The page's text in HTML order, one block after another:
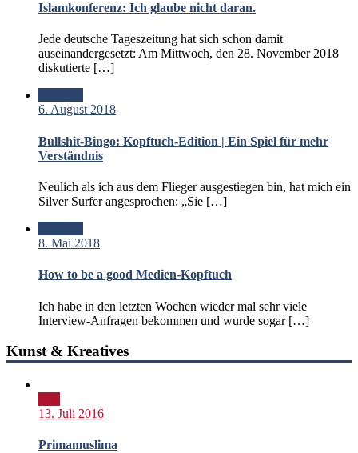
Islamkonferenz: Ich glaube nicht daran.
Jede deutsche Tageszeitung hat sich schon damit
auseinandergesetzt: Am Mittwoch, den 28. November 2018
diskutierte […]
6. August 2018
Bullshit-Bingo: Kopftuch-Edition | Ein Spiel für mehr
Verständnis
Neulich als ich aus dem Flieger ausgestiegen bin, hat mich ein
Silver Surfer angesprochen: „Sie […]
8. Mai 2018
How to be a good Medien-Kopftuch
Ich habe in den letzten Wochen wieder mal sehr viele
Interview-Anfragen bekommen und wurde sogar […]
Kunst & Kreatives
13. Juli 2016
Primamuslima